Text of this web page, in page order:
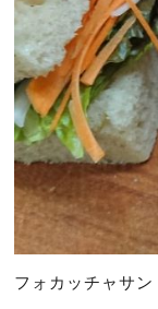
フォカッチャサン